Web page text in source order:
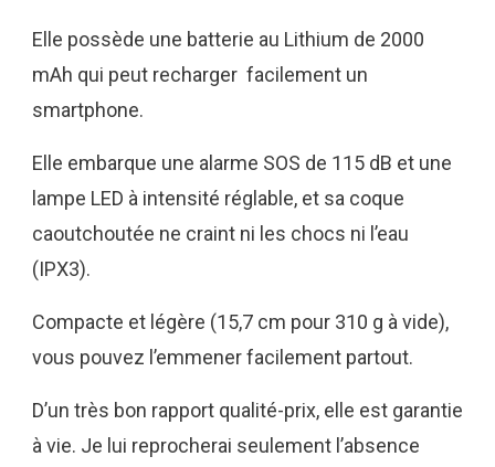
Elle possède une batterie au Lithium de 2000
mAh qui peut recharger facilement un
smartphone.
Elle embarque une alarme SOS de 115 dB et une
lampe LED à intensité réglable, et sa coque
caoutchoutée ne craint ni les chocs ni l’eau
(IPX3).
Compacte et légère (15,7 cm pour 310 g à vide),
vous pouvez l’emmener facilement partout.
D’un très bon rapport qualité-prix, elle est garantie
à vie. Je lui reprocherai seulement l’absence